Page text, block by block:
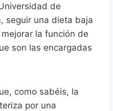
de
seguir una dieta baja
la función de
son las encargadas
como sabéis, la
por una